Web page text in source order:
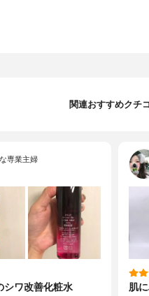
関連おすすめクチ
専業主婦
シワ改善化粧水 肌